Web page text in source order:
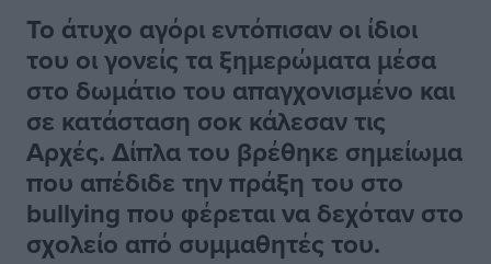
Το άτυχο αγόρι εντόπισαν οι ίδιοι
του οι γονείς τα ξημερώματα μέσα
στο δωμάτιο του απαγχονισμένο και
σε κατάσταση σοκ κάλεσαν τις
Αρχές. Δίπλα του βρέθηκε σημείωμα
που απέδιδε την πράξη του στο
bullying που φέρεται να δεχόταν στο
σχολείο από συμμαθητές του.